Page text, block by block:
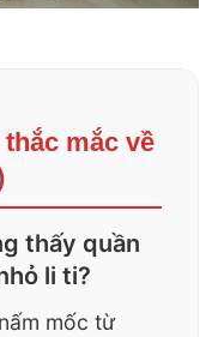
mắc về
thấy quần
li ti?
mốc từ